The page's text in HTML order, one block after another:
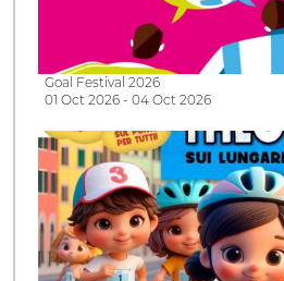
Goal Festival 2026
01 Oct 2026 - 04 Oct 2026